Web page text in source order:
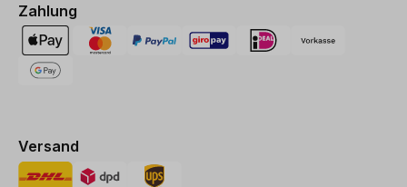
Zahlung
Versand